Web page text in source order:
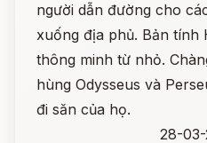
người dẫn đường cho
xuống địa phủ. Bản tính
thông minh từ nhỏ.
hùng Odysseus và
đi săn của họ.
28-